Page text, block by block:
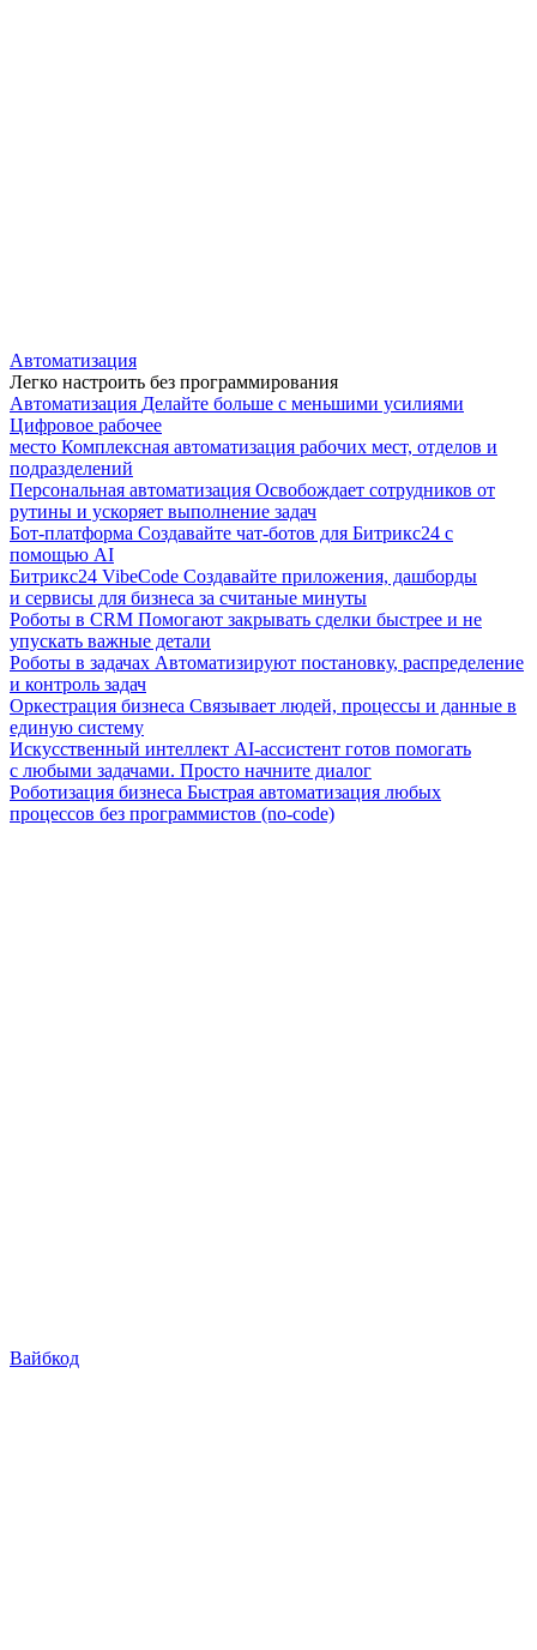
Автоматизация
Легко настроить без программирования
Автоматизация Делайте больше с меньшими усилиями
Цифровое рабочее
место Комплексная автоматизация рабочих мест, отделов и
подразделений
Персональная автоматизация Освобождает сотрудников от
рутины и ускоряет выполнение задач
Бот-платформа Создавайте чат-ботов для Битрикс24 с
помощью AI
Битрикс24 VibeCode Создавайте приложения, дашборды
и сервисы для бизнеса за считаные минуты
Роботы в CRM Помогают закрывать сделки быстрее и не
упускать важные детали
Роботы в задачах Автоматизируют постановку, распределение
и контроль задач
Оркестрация бизнеса Связывает людей, процессы и данные в
единую систему
Искусственный интеллект AI-ассистент готов помогать
с любыми задачами. Просто начните диалог
Роботизация бизнеса Быстрая автоматизация любых
процессов без программистов (no-code)
Вайбкод